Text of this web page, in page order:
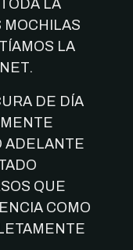
LA
MOCHILAS
LA
DE DÍA
ADELANTE
QUE
COMO